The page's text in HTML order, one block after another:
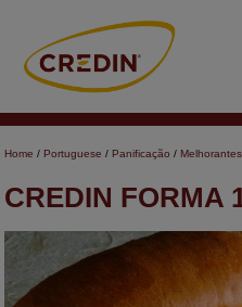
content
Home / Portuguese / Panificação / Melhorantes
CREDIN FORMA